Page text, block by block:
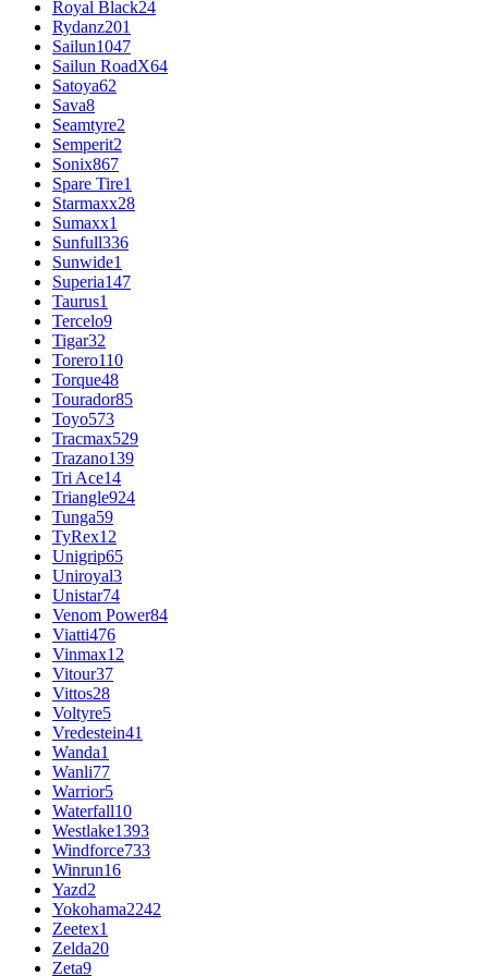
Royal Black24
Rydanz201
Sailun1047
Sailun RoadX64
Satoya62
Sava8
Seamtyre2
Semperit2
Sonix867
Spare Tire1
Starmaxx28
Sumaxx1
Sunfull336
Sunwide1
Superia147
Taurus1
Tercelo9
Tigar32
Torero110
Torque48
Tourador85
Toyo573
Tracmax529
Trazano139
Tri Ace14
Triangle924
Tunga59
TyRex12
Unigrip65
Uniroyal3
Unistar74
Venom Power84
Viatti476
Vinmax12
Vitour37
Vittos28
Voltyre5
Vredestein41
Wanda1
Wanli77
Warrior5
Waterfall10
Westlake1393
Windforce733
Winrun16
Yazd2
Yokohama2242
Zeetex1
Zelda20
Zeta9